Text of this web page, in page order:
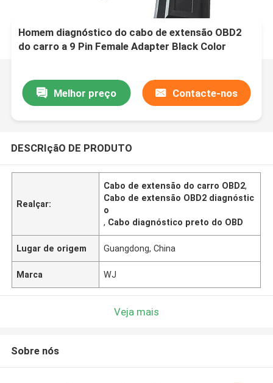
Homem diagnóstico do cabo de extensão OBD2
do carro a 9 Pin Female Adapter Black Color
Melhor preço Contacte-nos
DESCRIçãO DE PRODUTO
Realçar:
Cabo de extensão do carro OBD2,
Cabo de extensão OBD2 diagnóstic
o
, Cabo diagnóstico preto do OBD
Lugar de origem Guangdong, China
Marca WJ
Veja mais
Sobre nós